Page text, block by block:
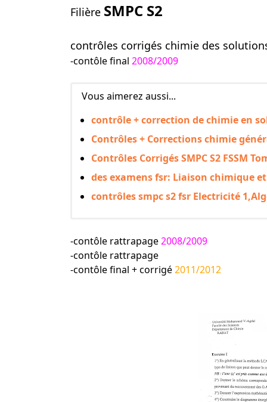
Filière SMPC S2
contrôles corrigés chimie des
-contôle final 2008/2009
Vous aimerez aussi...
contrôle + correction de chimie en
Contrôles + Corrections chimie
Contrôles Corrigés SMPC S2 FSSM
des examens fsr: Liaison chimique
contrôles smpc s2 fsr Electricité
-contôle rattrapage2008/2009
-contôle rattrapage
-contôle final + corrigé2011/2012